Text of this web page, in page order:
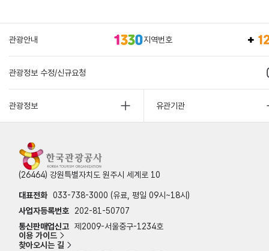
관광안내 지역번호
관광정보 수정/신규요청
관광정보 유관기관
(26464) 강원특별자치도 원주시 세계로 10
대표전화 033-738-3000 (유료, 평일 09시~18시)
사업자등록번호
202-81-50707
통신판매업신고 제2009-서울중구-1234호
이용 가이드
찾아오시는 길